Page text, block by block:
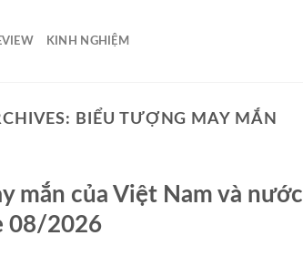
KINH NGHIỆM
BIỂU TƯỢNG MAY MẮN
mắn của Việt Nam và nước
08/2026